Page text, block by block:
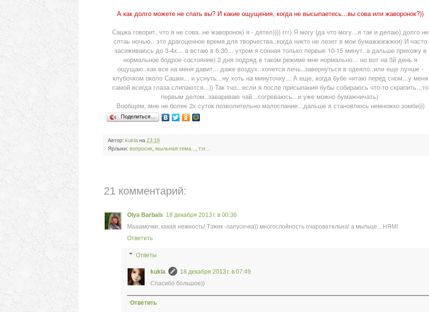
А как долго можете не спать вы? И какие ощущения, когда не высыпаетесь...вы сова или жаворонок?))
Сашка говорит, что я не сова..не жаворонок) я - дятел)))) ггг) Я могу (да что могу...я так и делаю) долго не
сптаь ночью.. это драгоценное время для творчества..когда никто не лезет в мои бумажжжжжки) И часто
засиживаюсь до 3-4х... а встаю в 6.30... утром я сонная только первые 10-15 минут..а дальше прихожу в
нормальное бодрое состояние) 2 дня подряд в таком режиме мне нормально... но вот на 3й день я
ощущаю..как все на меня давит... даже воздух..хочется лечь..завернуться в одеяло..или еще лучше -
клубочком около Сашки... и уснуть...ну хоть на минуточку... А еще, когда бубе читаю перед сном...у меня
самой всегда глаза слипаются...)) Так тчо...если я после присыпания бубы собираюсь что-то скрапить...то
первым делом..завариваю чай...согреваюсь...и уже можно бумажничать)
Вообщем, мне не более 2х суток позволительно малоспание...дальше я становлюсь немножко зомби)))
Поделиться…
Автор: kukla на 23:19
Ярлыки: вопросик мыльная тема... тэг...
21 комментарий:
Olya Barbals 18 декабря 2013 г. в 00:36
Мааамочки, какая нежность! Тэжик -лапусечка)) многослойность очаровательна! а мыльце... НЯМ!
Ответить
Ответы
kukla
18 декабря 2013 г. в 07:49
Спасибо большое))
Ответить